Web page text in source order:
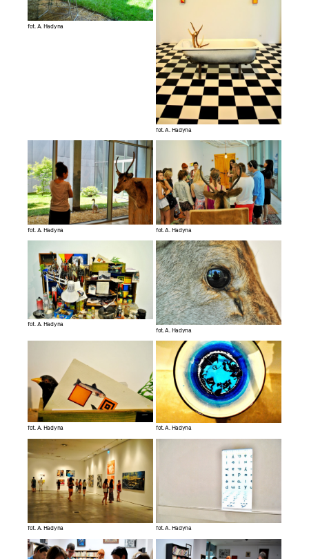
fot. A. Hadyna
fot. A. Hadyna
fot. A. Hadyna fot. A. Hadyna
fot. A. Hadyna
fot. A. Hadyna
fot. A. Hadyna fot. A. Hadyna
fot. A. Hadyna fot. A. Hadyna